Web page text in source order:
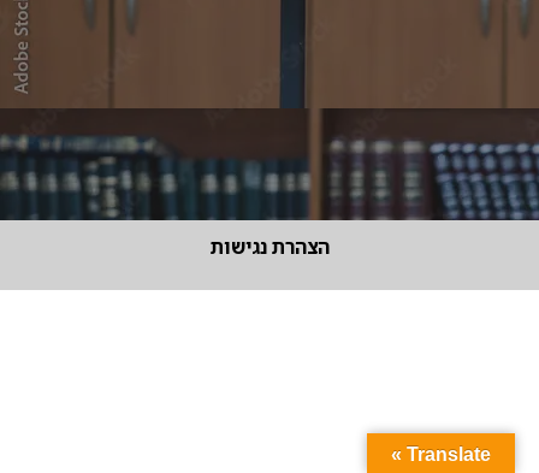
הצהרת נגישות
Translate »